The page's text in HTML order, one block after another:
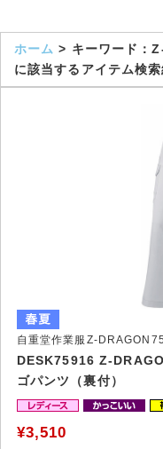
ホーム > キーワード：
に該当するアイテム検
DESK75916 Z-
ゴパンツ（裏付）
¥3,510